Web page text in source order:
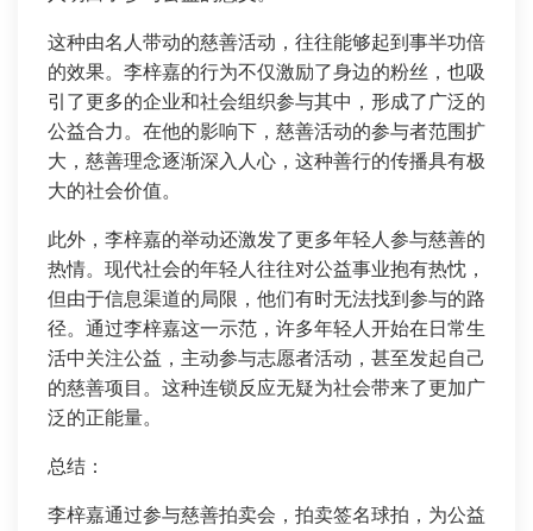
这种由名人带动的慈善活动，往往能够起到事半功倍
的效果。李梓嘉的行为不仅激励了身边的粉丝，也吸
引了更多的企业和社会组织参与其中，形成了广泛的
公益合力。在他的影响下，慈善活动的参与者范围扩
大，慈善理念逐渐深入人心，这种善行的传播具有极
大的社会价值。
此外，李梓嘉的举动还激发了更多年轻人参与慈善的
热情。现代社会的年轻人往往对公益事业抱有热忱，
但由于信息渠道的局限，他们有时无法找到参与的路
径。通过李梓嘉这一示范，许多年轻人开始在日常生
活中关注公益，主动参与志愿者活动，甚至发起自己
的慈善项目。这种连锁反应无疑为社会带来了更加广
泛的正能量。
总结：
李梓嘉通过参与慈善拍卖会，拍卖签名球拍，为公益